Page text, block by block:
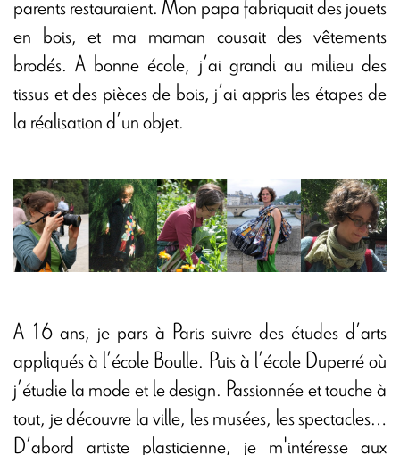
en bois, et ma maman cousait des vêtements
brodés. A bonne école, j’ai grandi au milieu des
tissus et des pièces de bois, j’ai appris les étapes de
la réalisation d’un objet.
A 16 ans, je pars à Paris suivre des études d’arts
appliqués à l’école Boulle. Puis à l’école Duperré où
j’étudie la mode et le design. Passionnée et touche à
tout, je découvre la ville, les musées, les spectacles…
D’abord artiste plasticienne, je m'intéresse aux